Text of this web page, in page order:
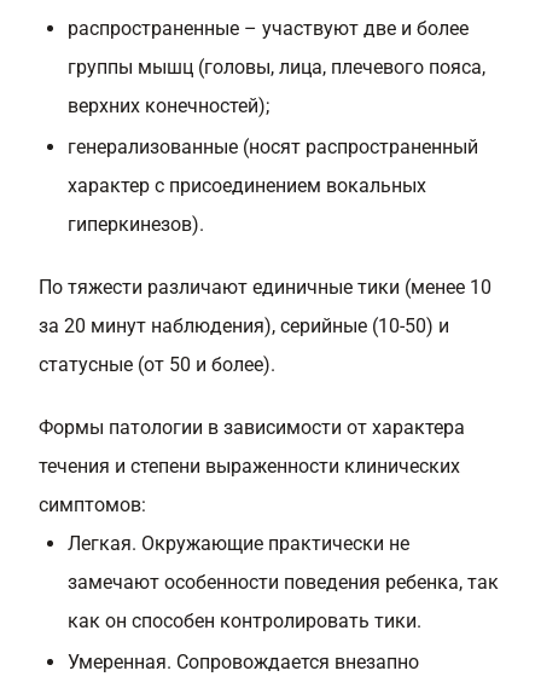
распространенные – участвуют две и более
группы мышц (головы, лица, плечевого пояса,
верхних конечностей);
генерализованные (носят распространенный
характер с присоединением вокальных
гиперкинезов).
По тяжести различают единичные тики (менее 10
за 20 минут наблюдения), серийные (10-50) и
статусные (от 50 и более).
Формы патологии в зависимости от характера
течения и степени выраженности клинических
симптомов:
Легкая. Окружающие практически не
замечают особенности поведения ребенка, так
как он способен контролировать тики.
Умеренная. Сопровождается внезапно